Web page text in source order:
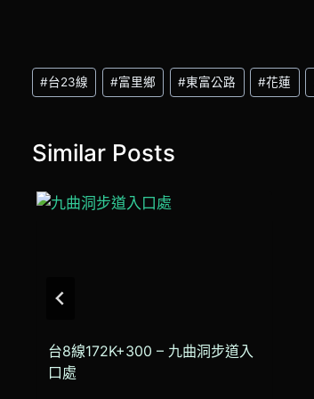
Post
Tags:
#台23線 #富里鄉 #東富公路 #花蓮
Similar Posts
台8線172K+300 – 九曲洞步道入
口處